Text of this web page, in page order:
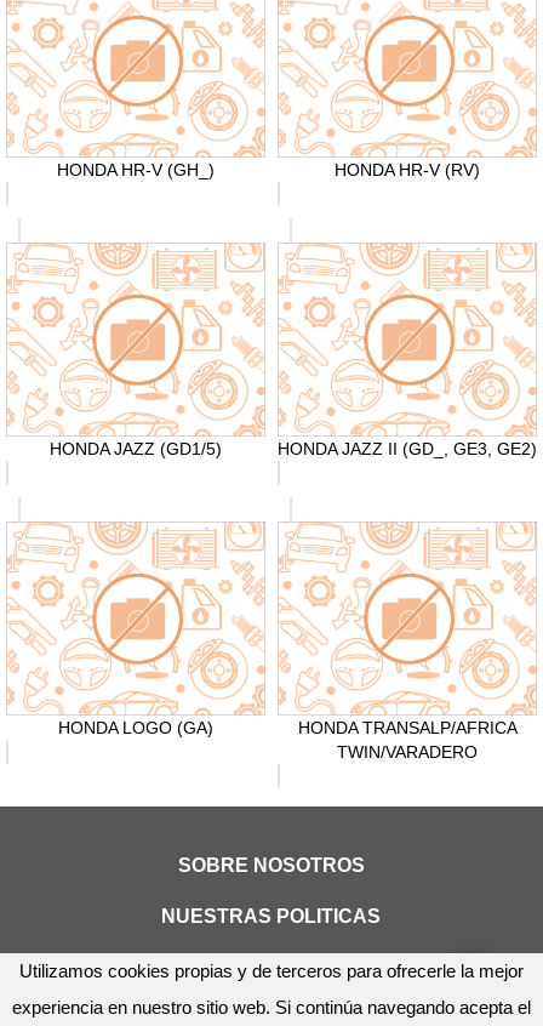
Utilizamos cookies propias y de terceros para ofrecerle la mejor
experiencia en nuestro sitio web. Si continúa navegando acepta el
HONDA HR-V (GH_) HONDA HR-V (RV)
HONDA JAZZ (GD1/5) HONDA JAZZ II (GD_, GE3, GE2)
HONDA LOGO (GA)
HONDA TRANSALP/AFRICA
TWIN/VARADERO
SOBRE NOSOTROS
NUESTRAS POLITICAS